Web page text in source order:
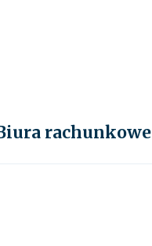
rachunkowe